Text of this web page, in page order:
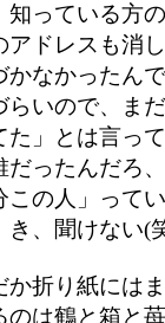
知っている方
アドレスも消
かなかったん
らいので、ま
た」とは言っ
だったんだろ
この人」って
、聞けない(
か折り紙には
のは鶴と箱と苺